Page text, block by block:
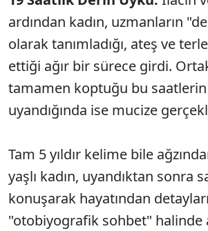
ardından kadın, uzmanların
olarak tanımladığı, ateş ve
ettiği ağır bir sürece girdi.
tamamen koptuğu bu saatlerin
uyandığında ise mucize
Tam 5 yıldır kelime bile
yaşlı kadın, uyandıktan sonra
konuşarak hayatından
"otobiyografik sohbet" halinde